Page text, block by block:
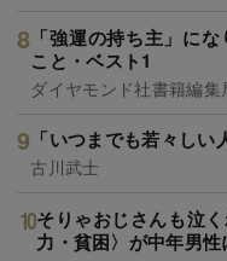
「強運の持ち主」に
こと・ベスト1
ダイヤモンド社書籍編集
「いつまでも若々し
古川武士
そりゃおじさんも泣
力・貧困〉が中年男